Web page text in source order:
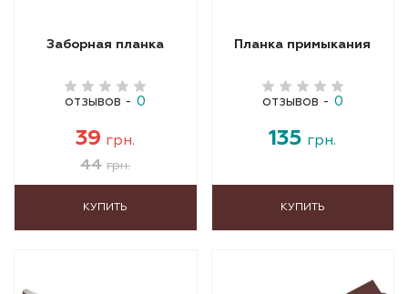
Заборная планка
отзывов - 0
39 грн.
44 грн.
КУПИТЬ
Планка примыкания
отзывов - 0
135 грн.
КУПИТЬ